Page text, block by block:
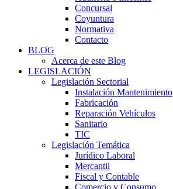
Concursal
Coyuntura
Normativa
Contacto
BLOG
Acerca de este Blog
LEGISLACIÓN
Legislación Sectorial
Instalación Mantenimiento
Fabricación
Reparación Vehículos
Sanitario
TIC
Legislación Temática
Jurídico Laboral
Mercantil
Fiscal y Contable
Comercio y Consumo